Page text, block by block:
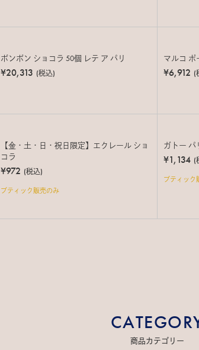
ボンボン ショコラ 50個 レテ ア パリ
¥20,313 (税込)
マルコ ポ
¥6,912 (
【金・土・日・祝日限定】エクレール ショ
コラ
¥972 (税込)
ブティック販売のみ
ガトー パ
¥1,134 (
ブティック
商品カテゴリー